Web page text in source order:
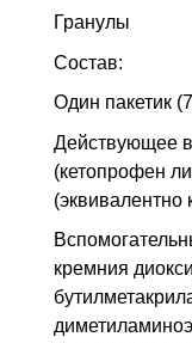
Гранулы
Состав:
Один пакетик
Действующее
(кетопрофен
(эквивалентно
кремния